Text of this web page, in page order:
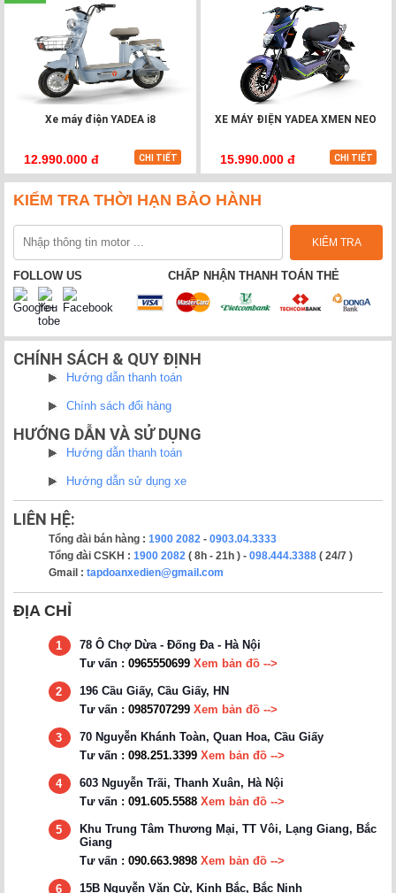
Xe máy điện YADEA i8
12.990.000 đ CHI TIẾT
XE MÁY ĐIỆN YADEA XMEN NEO
15.990.000 đ CHI TIẾT
KIỂM TRA THỜI HẠN BẢO HÀNH
FOLLOW US CHẤP NHẬN THANH TOÁN THẺ
CHÍNH SÁCH & QUY ĐỊNH
Hướng dẫn thanh toán
Chính sách đổi hàng
HƯỚNG DẪN VÀ SỬ DỤNG
Hướng dẫn thanh toán
Hướng dẫn sử dụng xe
LIÊN HỆ:
Tổng đài bán hàng : 1900 2082 - 0903.04.3333
Tổng đài CSKH : 1900 2082 ( 8h - 21h ) - 098.444.3388 ( 24/7 )
Gmail : tapdoanxedien@gmail.com
ĐỊA CHỈ
1
78 Ô Chợ Dừa - Đống Đa - Hà Nội
Tư vấn : 0965550699 Xem bản đồ -->
2
196 Cầu Giấy, Cầu Giấy, HN
Tư vấn : 0985707299 Xem bản đồ -->
3
70 Nguyễn Khánh Toàn, Quan Hoa, Cầu Giấy
Tư vấn : 098.251.3399 Xem bản đồ -->
4
603 Nguyễn Trãi, Thanh Xuân, Hà Nội
Tư vấn : 091.605.5588 Xem bản đồ -->
5
Khu Trung Tâm Thương Mại, TT Vôi, Lạng Giang, Bắc
Giang
Tư vấn : 090.663.9898 Xem bản đồ -->
6
15B Nguyễn Văn Cừ, Kinh Bắc, Bắc Ninh